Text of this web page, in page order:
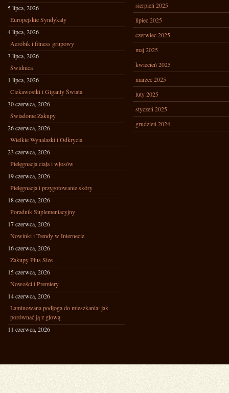
5 lipca, 2026
Europejskie Syndykaty
4 lipca, 2026
Aerobik i fitness grupowy
3 lipca, 2026
Świdnica
1 lipca, 2026
Ciekawostki i Giganty Świata
30 czerwca, 2026
Świadome Zakupy
26 czerwca, 2026
Wielkie Wynalazki i Odkrycia
23 czerwca, 2026
Pielęgnacja ciała i włosów
19 czerwca, 2026
Pielęgnacja i przygotowanie skóry
18 czerwca, 2026
Poradnik Suplementacyjny
17 czerwca, 2026
Nowinki i Trendy w Internecie
16 czerwca, 2026
Zakupy Plus Size
15 czerwca, 2026
Nowości i Premiery
14 czerwca, 2026
Laminowana podłoga do mieszkania: jak
porównać ją z głową
11 czerwca, 2026
sierpień 2025
lipiec 2025
czerwiec 2025
maj 2025
kwiecień 2025
marzec 2025
luty 2025
styczeń 2025
grudzień 2024